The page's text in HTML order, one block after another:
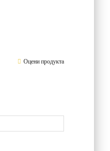
Оцени продукта